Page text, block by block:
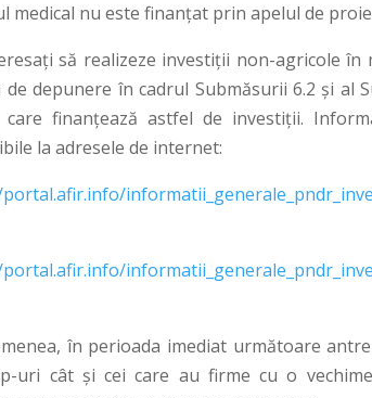
medical nu este finanțat prin apelul de
să realizeze investiții non-agricole
de depunere în cadrul Submăsurii 6.2 și al
care finanțează astfel de investiții.
la adresele de internet:
în perioada imediat următoare
uri cât și cei care au firme cu o